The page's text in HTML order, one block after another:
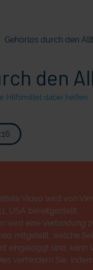
Gehörlos durch den
den
Hilfsmittel dabei helfen
Video wird von
USA bereitgestellt.
wird eine Verbindung
mitgeteilt, welche
eingeloggt sind, kann
verhindern Sie,